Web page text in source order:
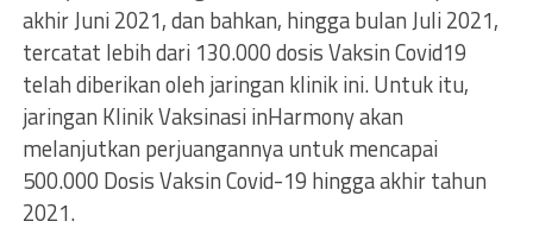
akhir Juni 2021, dan bahkan, hingga bulan Juli 2021,
tercatat lebih dari 130.000 dosis Vaksin Covid19
telah diberikan oleh jaringan klinik ini. Untuk itu,
jaringan Klinik Vaksinasi inHarmony akan
melanjutkan perjuangannya untuk mencapai
500.000 Dosis Vaksin Covid-19 hingga akhir tahun
2021.